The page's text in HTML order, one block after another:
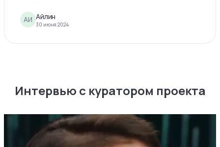
АИ Айлин
30 июня 2024
Интервью с куратором проекта